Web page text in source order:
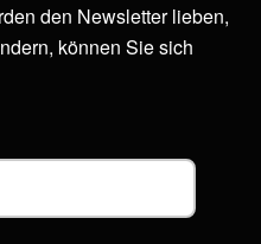
den Newsletter lieben,
können Sie sich